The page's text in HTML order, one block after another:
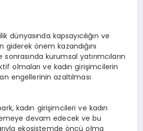
dünyasında kapsayıcılığın ve
giderek önem kazandığını
kurumsal yatırımcıların
olmaları ve kadın girişimcilerin
engellerinin azaltılması
kadın girişimcileri ve kadın
devam edecek ve bu
ekosistemde öncü olma